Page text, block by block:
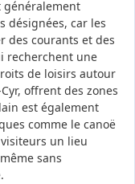
généralement
désignées, car les
des courants et des
recherchent une
de loisirs autour
offrent des zones
est également
comme le canoë
un lieu
sans